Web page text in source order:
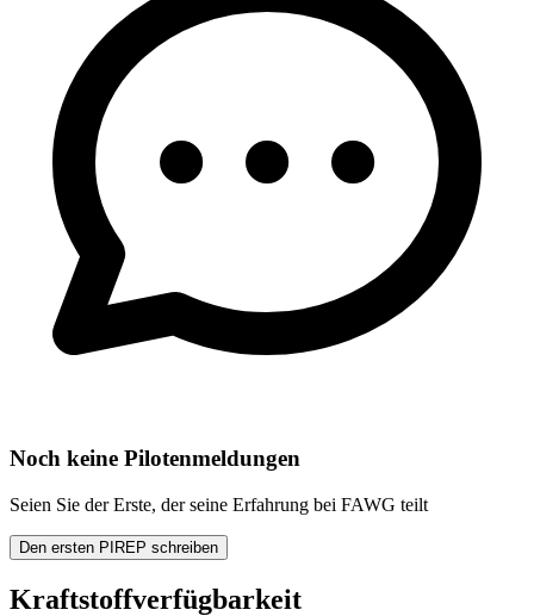
Noch keine Pilotenmeldungen
Seien Sie der Erste, der seine Erfahrung bei FAWG teilt
Den ersten PIREP schreiben
Kraftstoffverfügbarkeit